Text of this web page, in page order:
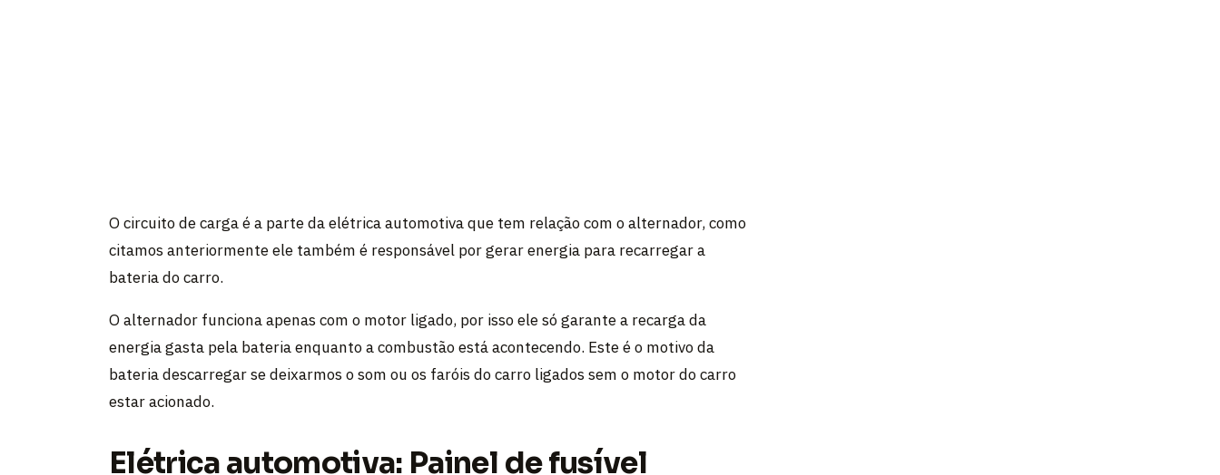
O circuito de carga é a parte da elétrica automotiva que tem relação com o alternador, como
citamos anteriormente ele também é responsável por gerar energia para recarregar a
bateria do carro.
O alternador funciona apenas com o motor ligado, por isso ele só garante a recarga da
energia gasta pela bateria enquanto a combustão está acontecendo. Este é o motivo da
bateria descarregar se deixarmos o som ou os faróis do carro ligados sem o motor do carro
estar acionado.
Elétrica automotiva: Painel de fusível